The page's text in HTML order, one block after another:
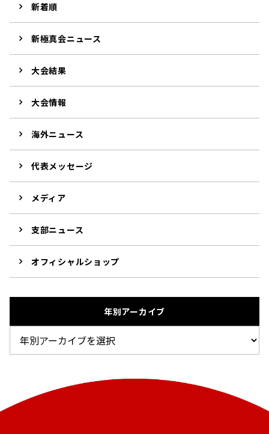
新着順
新極真会ニュース
大会結果
大会情報
海外ニュース
代表メッセージ
メディア
支部ニュース
オフィシャルショップ
年別アーカイブ